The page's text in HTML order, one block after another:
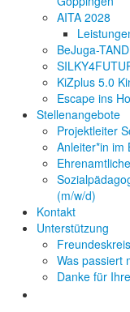
AITA 2028
BeJuga-
KiZplus 5.0
Escape ins
Stellenangebote
Projektleiter
Anleiter*in im
(m/w/d)
Kontakt
Unterstützung
Was passiert
Danke für